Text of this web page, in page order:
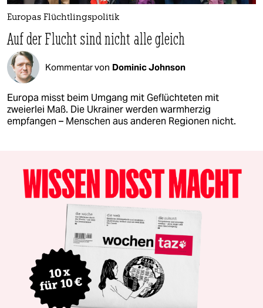
Europas Flüchtlingspolitik
Auf der Flucht sind nicht alle gleich
Kommentar von Dominic Johnson
Europa misst beim Umgang mit Geflüchteten mit
zweierlei Maß. Die Ukrainer werden warmherzig
empfangen – Menschen aus anderen Regionen nicht.